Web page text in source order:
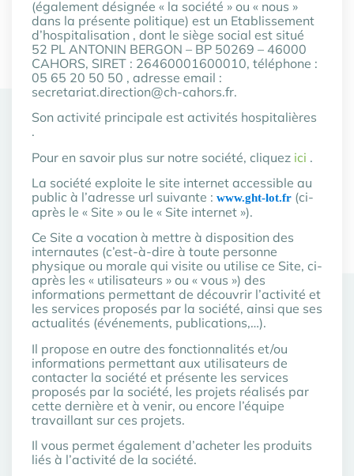
(également désignée « la société » ou « nous »
dans la présente politique) est un Etablissement
d’hospitalisation , dont le siège social est situé
52 PL ANTONIN BERGON – BP 50269 – 46000
CAHORS, SIRET : 26460001600010, téléphone :
05 65 20 50 50 , adresse email :
secretariat.direction@ch-cahors.fr.
Son activité principale est activités hospitalières
.
Pour en savoir plus sur notre société, cliquez ici .
La société exploite le site internet accessible au
public à l’adresse url suivante : www.ght-lot.fr (ci-
après le « Site » ou le « Site internet »).
Ce Site a vocation à mettre à disposition des
internautes (c’est-à-dire à toute personne
physique ou morale qui visite ou utilise ce Site, ci-
après les « utilisateurs » ou « vous ») des
informations permettant de découvrir l’activité et
les services proposés par la société, ainsi que ses
actualités (événements, publications,…).
Il propose en outre des fonctionnalités et/ou
informations permettant aux utilisateurs de
contacter la société et présente les services
proposés par la société, les projets réalisés par
cette dernière et à venir, ou encore l’équipe
travaillant sur ces projets.
Il vous permet également d’acheter les produits
liés à l’activité de la société.